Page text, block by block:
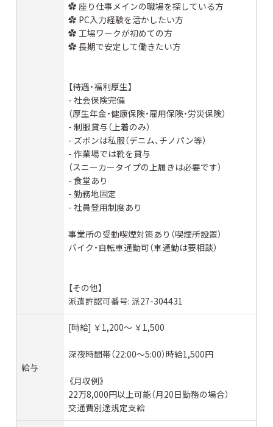
✿ 座り仕事メインの職場を探している方
✿ PC入力経験を活かしたい方
✿ 工場ワークが初めての方
✿ 長期で安定して働きたい方
【待遇・福利厚生】
- 社会保険完備
（厚生年金・健康保険・雇用保険・労災保険）
- 制服貸与（上着のみ）
- ズボンは私服（デニム、チノパン等）
- 作業場では靴を貸与
（スニーカータイプの上履きは必要です）
- 食堂あり
- 勤務地固定
- 社員登用制度あり
事業所の受動喫煙対策あり（喫煙所設置）
バイク・自転車通勤可（車通勤は要相談）
【その他】
派遣許認可番号: 派27-304431
給与
[時給] ￥1,200〜 ￥1,500
深夜時間帯（22:00～5:00）時給1,500円
《月収例》
22万8,000円以上可能（月20日勤務の場合）
交通費別途規定支給